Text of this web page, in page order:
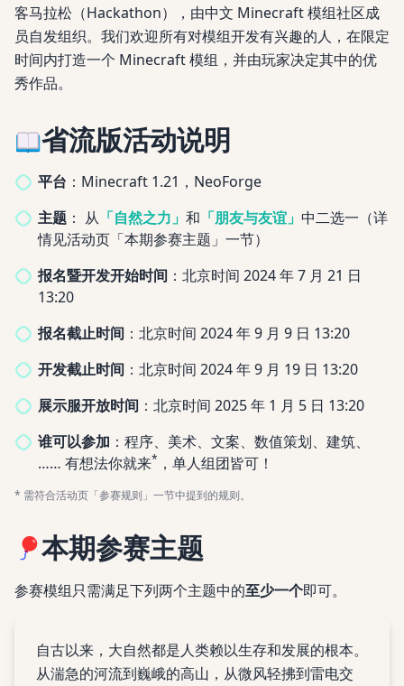
客马拉松（Hackathon），由中文 Minecraft 模组社区成
员自发组织。我们欢迎所有对模组开发有兴趣的人，在限定
时间内打造一个 Minecraft 模组，并由玩家决定其中的优
秀作品。
省流版活动说明
平台 ： Minecraft 1.21，NeoForge
主题 ： 从 「自然之力」 和 「朋友与友谊」 中二选一（详
情见活动页「本期参赛主题」一节）
报名暨开发开始时间 ： 北京时间 2024 年 7 月 21 日
13:20
报名截止时间 ： 北京时间 2024 年 9 月 9 日 13:20
开发截止时间 ： 北京时间 2024 年 9 月 19 日 13:20
展示服开放时间 ： 北京时间 2025 年 1 月 5 日 13:20
谁可以参加 ： 程序、美术、文案、数值策划、建筑、
…… 有想法你就来* ，单人组团皆可！
* 需符合活动页「参赛规则」一节中提到的规则。
本期参赛主题
参赛模组只需满足下列两个主题中的至少一个即可。
自古以来，大自然都是人类赖以生存和发展的根本。
从湍急的河流到巍峨的高山，从微风轻拂到雷电交